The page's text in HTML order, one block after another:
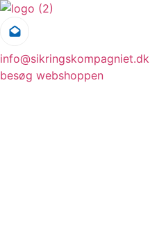
Videre
info@sikringskompagniet.dk
besøg webshoppen